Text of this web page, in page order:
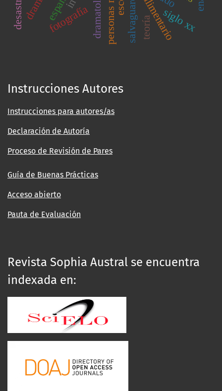
salvaguarda
fotografía siglo xx
teoría
Instrucciones Autores
Instrucciones para autores/as
Declaración de Autoría
Proceso de Revisión de Pares
Guía de Buenas Prácticas
Acceso abierto
Pauta de Evaluación
Revista Sophia Austral se encuentra
indexada en: